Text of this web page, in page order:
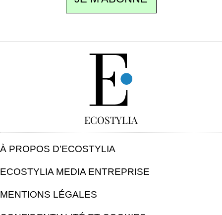
ECOSTYLIA
À PROPOS D’ECOSTYLIA
ECOSTYLIA MEDIA ENTREPRISE
MENTIONS LÉGALES